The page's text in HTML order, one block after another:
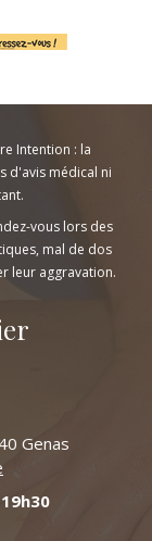
Intention : la
d'avis médical ni
vous lors des
mal de dos
leur aggravation.
Genas
19h30